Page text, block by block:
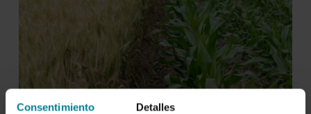
Consentimiento Detalles